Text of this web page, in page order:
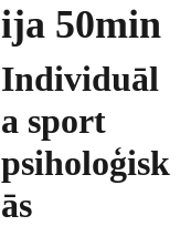
ija 50min
Individuāl
a sport
psiholoģisk
ās